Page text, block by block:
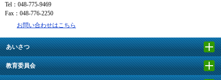
Tel：048-775-9469
Fax：048-776-2250
お問い合わせはこちら
あいさつ
教育委員会